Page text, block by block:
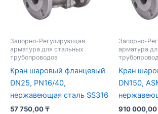
Запорно-Регулирующая
арматура для стальных
трубопроводов
Кран шаровый фланцевый
DN25, PN16/40,
нержавеющая сталь SS316
57 750,00₸
Запорно-
арматура
Кран
DN150,
910 000,00